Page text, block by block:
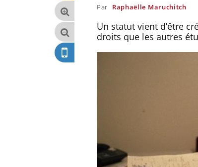
Par Raphaëlle Maruchitch
Un statut vient d’être
droits que les autres